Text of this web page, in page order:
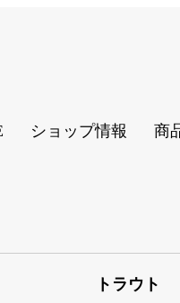
ショップ情報 商
トラウト